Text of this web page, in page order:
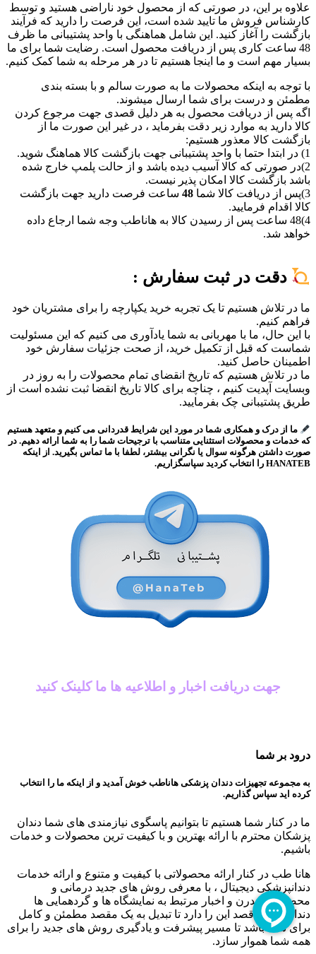
علاوه بر این، در صورتی که از محصول خود ناراضی هستید و توسط
کارشناس فروش ما تایید شده است، این فرصت را دارید که فرآیند
بازگشت را آغاز کنید. این شامل هماهنگی با واحد پشتیبانی ما ظرف
48 ساعت کاری پس از دریافت محصول است. رضایت شما برای ما
بسیار مهم است و ما اینجا هستیم تا در هر مرحله به شما کمک کنیم.
با توجه به اینکه محصولات ما به صورت سالم و با بسته بندی
مطمئن و درست برای شما ارسال میشوند.
اگه پس از دریافت محصول به هر دلیل قصدی جهت مرجوع کردن
کالا دارید به موارد زیر دقت بفرماید ، در غیر این صورت ما از
بازگشت کالا معذور هستیم:
1) در ابتدا حتما با واحد پشتیبانی جهت بازگشت کالا هماهنگ شوید.
2)در صورتی که کالا آسیب دیده باشد و از حالت پلمپ خارج شده
باشد بازگشت کالا امکان پذیر نیست.
3)پس از دریافت کالا شما
48 ساعت فرصت دارید جهت بازگشت
کالا اقدام فرمایید.
4)48 ساعت پس از رسیدن کالا به هاناطب وجه شما ارجاع داده
خواهد شد.
دقت در ثبت سفارش :
ما در تلاش هستیم تا یک تجربه خرید یکپارچه را برای مشتریان خود
فراهم کنیم.
با این حال، ما با مهربانی به شما یادآوری می کنیم که این مسئولیت
شماست که قبل از تکمیل خرید، از صحت جزئیات سفارش خود
اطمینان حاصل کنید.
ما در تلاش هستیم که تاریخ انقضای تمام محصولات را به روز در
وبسایت آپدیت کنیم ، چناچه برای کالا تاریخ انقضا ثبت نشده است از
طریق پشتیبانی چک بفرمایید.
ما از درک و همکاری شما در مورد این شرایط قدردانی می کنیم و متعهد هستیم
که خدمات و محصولات استثنایی متناسب با ترجیحات شما را به شما ارائه دهیم. در
صورت داشتن هرگونه سوال یا نگرانی بیشتر، لطفا با ما تماس بگیرید. از اینکه
HANATEB را انتخاب کردید سپاسگزاریم.
جهت دریافت اخبار و اطلاعیه ها ما کلینک کنید
درود بر شما
به مجموعه تجهیزات دندان پزشکی هاناطب خوش آمدید و از اینکه ما را انتخاب
کرده اید سپاس گذاریم.
ما در کنار شما هستیم تا بتوانیم پاسگوی نیازمندی های شما دندان
پزشکان محترم با ارائه بهترین و با کیفیت ترین محصولات و خدمات
باشیم.
هانا طب در کنار ارائه محصولاتی با کیفیت و متنوع و ارائه خدمات
دندانپزشکی دیجیتال ، با معرفی روش های جدید درمانی و
محصولات مدرن و اخبار مرتبط به نمایشگاه ها و گردهمایی ها
دندانپزشکی قصد این را دارد تا تبدیل به یک مقصد مطمئن و کامل
برای شما باشد تا مسیر پیشرفت و یادگیری روش های جدید را برای
همه شما هموار سازد.